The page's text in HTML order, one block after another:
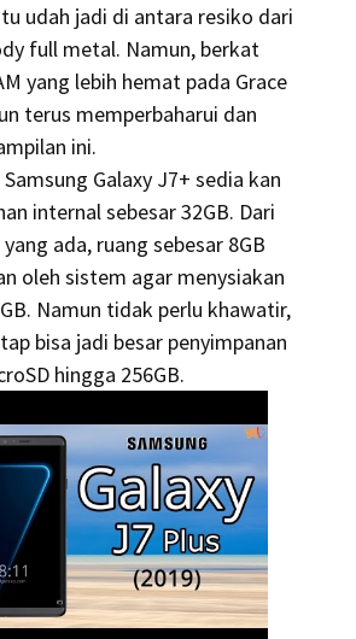
udah jadi di antara resiko dari
full metal. Namun, berkat
yang lebih hemat pada Grace
terus memperbaharui dan
ini.
Galaxy J7+ sedia kan
internal sebesar 32GB. Dari
ada, ruang sebesar 8GB
oleh sistem agar menysiakan
Namun tidak perlu khawatir,
bisa jadi besar penyimpanan
hingga 256GB.